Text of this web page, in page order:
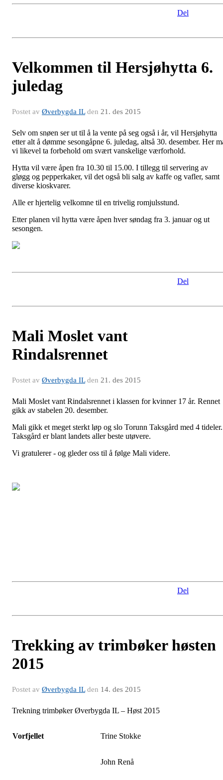
Del
Velkommen til Hersjøhytta 6.
juledag
Postet av Øverbygda ILden 21. des 2015
Selv om snøen ser ut til å la vente på seg også i år, vil Hersjøhytta
etter alt å dømme sesongåpne 6. juledag, altså 30. desember. Her
vi likevel ta forbehold om svært vanskelige værforhold.
Hytta vil være åpen fra 10.30 til 15.00. I tillegg til servering av
gløgg og pepperkaker, vil det også bli salg av kaffe og vafler, samt
diverse kioskvarer.
Alle er hjertelig velkomne til en trivelig romjulsstund.
Etter planen vil hytta være åpen hver søndag fra 3. januar og ut
sesongen.
Del
Mali Moslet vant
Rindalsrennet
Postet av Øverbygda ILden 21. des 2015
Mali Moslet vant Rindalsrennet i klassen for kvinner 17 år. Rennet
gikk av stabelen 20. desember.
Mali gikk et meget sterkt løp og slo Torunn Taksgård med 4 tideler.
Taksgård er blant landets aller beste utøvere.
Vi gratulerer - og gleder oss til å følge Mali videre.
Del
Trekking av trimbøker høsten
2015
Postet av Øverbygda ILden 14. des 2015
Trekning trimbøker Øverbygda IL – Høst 2015
Vorfjellet Trine Stokke
John Renå